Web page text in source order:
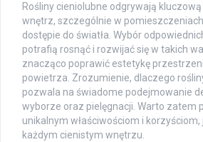
Rośliny cieniolubne odgrywają
wnętrz, szczególnie w
dostępie do światła. Wybór
potrafią rosnąć i rozwijać się w takich
znacząco poprawić estetykę
powietrza. Zrozumienie, dlaczego
pozwala na świadome podejmowanie
wyborze oraz pielęgnacji. Warto zatem
unikalnym właściwościom i
każdym cienistym wnętrzu.